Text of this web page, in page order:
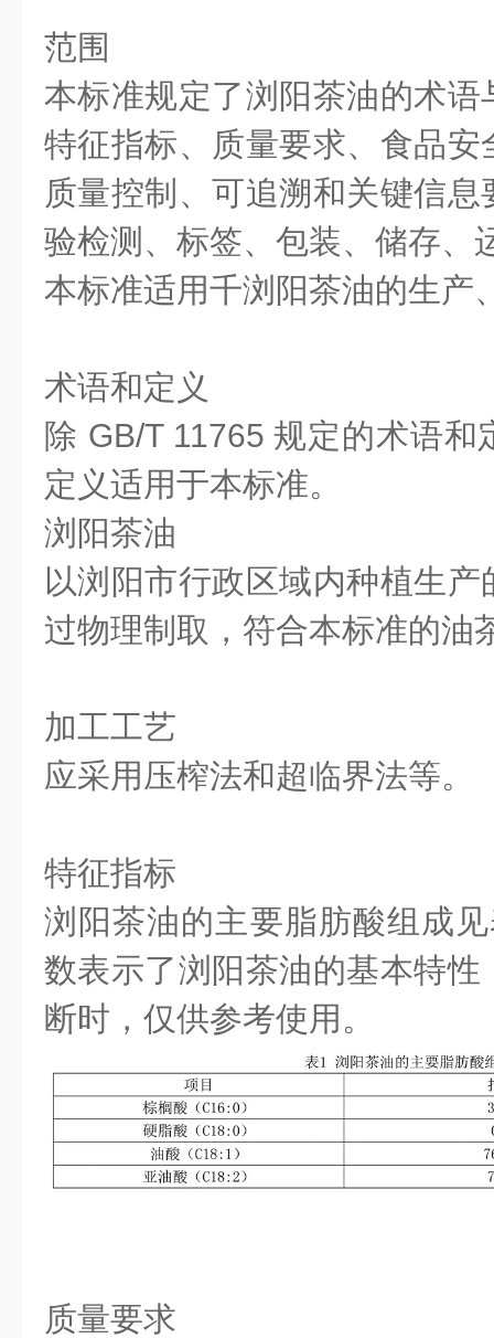
范围
本标准规定了浏阳茶油的术
特征指标、质量要求、食品
质量控制、可追溯和关键信
验检测、标签、包装、储存、
本标准适用千浏阳茶油的生产
术语和定义
除 GB/T 11765 规定的术语
定义适用于本标准。
浏阳茶油
以浏阳市行政区域内种植生
过物理制取，符合本标准的油
加工工艺
应采用压榨法和超临界法等。
特征指标
浏阳茶油的主要脂肪酸组成
数表示了浏阳茶油的基本特
断时，仅供参考使用。
质量要求